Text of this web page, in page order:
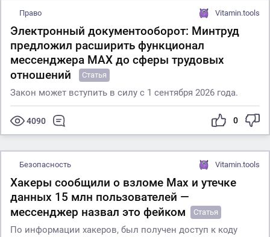
Право Vitamin.tools
Электронный документооборот: Минтруд
предложил расширить функционал
мессенджера MAX до сферы трудовых
отношений
Статья
Закон может вступить в силу с 1 сентября 2026 года.
4090 0
Безопасность Vitamin.tools
Хакеры сообщили о взломе Max и утечке
данных 15 млн пользователей —
мессенджер назвал это фейком
Статья
По информации хакеров, был получен доступ к коду